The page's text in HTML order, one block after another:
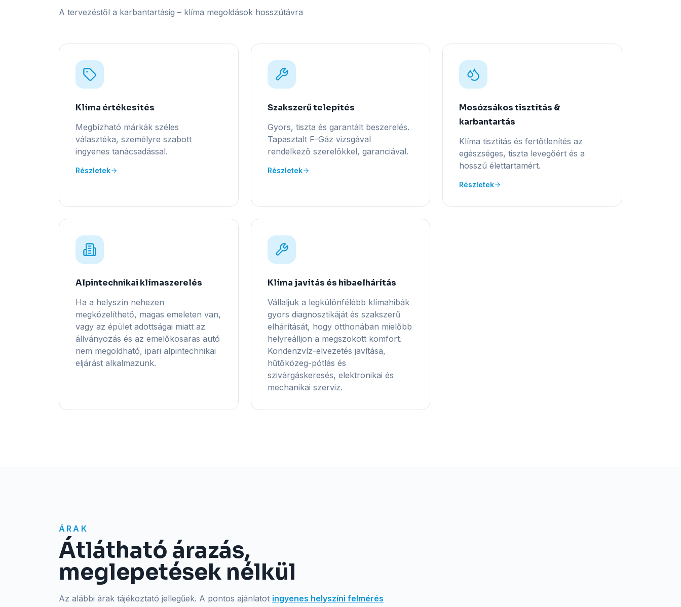
A tervezéstől a karbantartásig – klíma megoldások hosszútávra
Klíma értékesítés
Megbízható márkák széles
választéka, személyre szabott
ingyenes tanácsadással.
Részletek
Szakszerű telepítés
Gyors, tiszta és garantált beszerelés.
Tapasztalt F-Gáz vizsgával
rendelkező szerelőkkel, garanciával.
Részletek
Mosózsákos tisztítás &
karbantartás
Klíma tisztítás és fertőtlenítés az
egészséges, tiszta levegőért és a
hosszú élettartamért.
Részletek
Alpintechnikai klímaszerelés
Ha a helyszín nehezen
megközelíthető, magas emeleten van,
vagy az épület adottságai miatt az
állványozás és az emelőkosaras autó
nem megoldható, ipari alpintechnikai
eljárást alkalmazunk.
Klíma javítás és hibaelhárítás
Vállaljuk a legkülönfélébb klímahibák
gyors diagnosztikáját és szakszerű
elhárítását, hogy otthonában mielőbb
helyreálljon a megszokott komfort.
Kondenzvíz-elvezetés javítása,
hűtőközeg-pótlás és
szivárgáskeresés, elektronikai és
mechanikai szerviz.
ÁRAK
Átlátható árazás,
meglepetések nélkül
Az alábbi árak tájékoztató jellegűek. A pontos ajánlatot ingyenes helyszíni felmérés